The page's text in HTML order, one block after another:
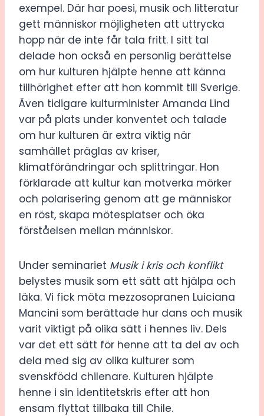
exempel. Där har poesi, musik och litteratur
gett människor möjligheten att uttrycka
hopp när de inte får tala fritt. I sitt tal
delade hon också en personlig berättelse
om hur kulturen hjälpte henne att känna
tillhörighet efter att hon kommit till Sverige.
Även tidigare kulturminister Amanda Lind
var på plats under konventet och talade
om hur kulturen är extra viktig när
samhället präglas av kriser,
klimatförändringar och splittringar. Hon
förklarade att kultur kan motverka mörker
och polarisering genom att ge människor
en röst, skapa mötesplatser och öka
förståelsen mellan människor.
Under seminariet Musik i kris och konflikt
belystes musik som ett sätt att hjälpa och
läka. Vi fick möta mezzosopranen Luiciana
Mancini som berättade hur dans och musik
varit viktigt på olika sätt i hennes liv. Dels
var det ett sätt för henne att ta del av och
dela med sig av olika kulturer som
svenskfödd chilenare. Kulturen hjälpte
henne i sin identitetskris efter att hon
ensam flyttat tillbaka till Chile.